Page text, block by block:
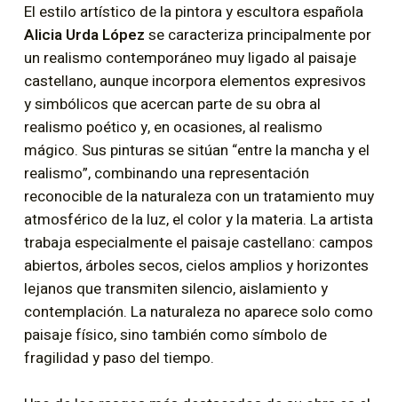
El estilo artístico de la pintora y escultora española
Alicia Urda López se caracteriza principalmente por
un realismo contemporáneo muy ligado al paisaje
castellano, aunque incorpora elementos expresivos
y simbólicos que acercan parte de su obra al
realismo poético y, en ocasiones, al realismo
mágico. Sus pinturas se sitúan “entre la mancha y el
realismo”, combinando una representación
reconocible de la naturaleza con un tratamiento muy
atmosférico de la luz, el color y la materia. La artista
trabaja especialmente el paisaje castellano: campos
abiertos, árboles secos, cielos amplios y horizontes
lejanos que transmiten silencio, aislamiento y
contemplación. La naturaleza no aparece solo como
paisaje físico, sino también como símbolo de
fragilidad y paso del tiempo.